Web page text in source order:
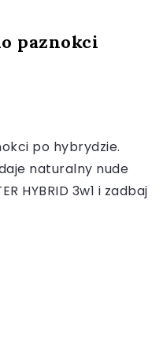
paznokci
po hybrydzie.
naturalny nude
HYBRID 3w1 i zadbaj